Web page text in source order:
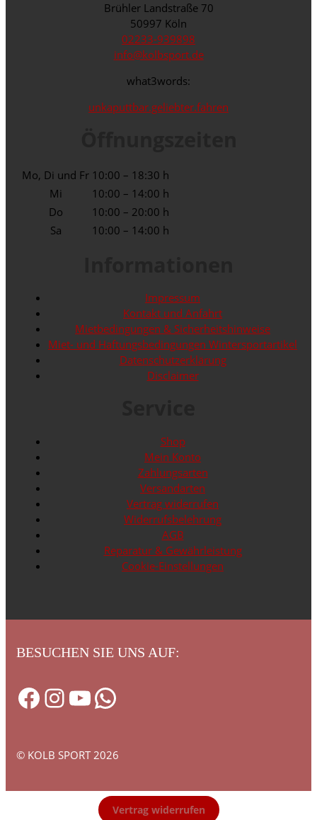
Brühler Landstraße 70
50997 Köln
02233-939898
info@kolbsport.de
what3words:
unkaputtbar.geliebter.fahren
Mo, Di und Fr 10:00 – 18:30 h
Mi
10:00 – 14:00 h
Do
10:00 – 20:00 h
Sa
10:00 – 14:00 h
Impressum
Kontakt und Anfahrt
Mietbedingungen & Sicherheitshinweise
Miet- und Haftungsbedingungen Wintersportartikel
Datenschutzerklärung
Disclaimer
Shop
Mein Konto
Zahlungsarten
Versandarten
Vertrag widerrufen
Widerrufsbelehrung
AGB
Reparatur & Gewährleistung
Cookie-Einstellungen
BESUCHEN SIE UNS AUF:
Facebook
Instagram
YouTube
WhatsApp
© KOLB SPORT 2026
Vertrag widerrufen